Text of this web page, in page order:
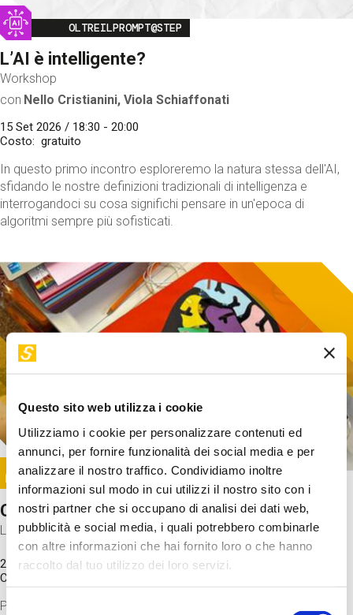
Questo sito web utilizza i cookie
Utilizziamo i cookie per personalizzare contenuti ed
annunci, per fornire funzionalità dei social media e per
analizzare il nostro traffico. Condividiamo inoltre
informazioni sul modo in cui utilizzi il nostro sito con i
nostri partner che si occupano di analisi dei dati web,
pubblicità e social media, i quali potrebbero combinarle
con altre informazioni che hai fornito loro o che hanno
raccolto dal tuo utilizzo dei loro servizi.
Selezione
Image
OLTREILPROMPT@STEP
L’AI è intelligente?
Workshop
con Nello Cristianini, Viola Schiaffonati
15 Set 2026 / 18:30 - 20:00
Costo
gratuito
In questo primo incontro esploreremo la natura stessa dell'AI,
sfidando le nostre definizioni tradizionali di intelligenza e
interrogandoci su cosa significhi pensare in un'epoca di
algoritmi sempre più sofisticati.
Image
SUNDAY@STEP
Come funziona il cervello?
Laboratorio
20 Set 2026 / 11:15 - 13:00
Costo
Proveremo a costruire un cervello in cartoncino cercando di